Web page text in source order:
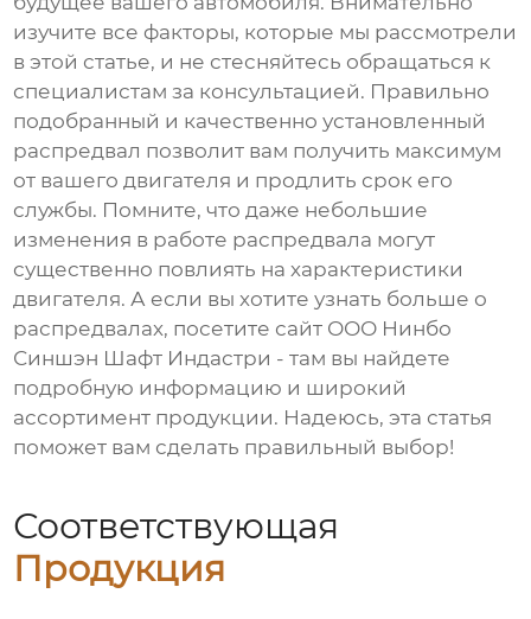
изучите все факторы, которые мы рассмотрели
в этой статье, и не стесняйтесь обращаться к
специалистам за консультацией. Правильно
подобранный и качественно установленный
распредвал позволит вам получить максимум
от вашего двигателя и продлить срок его
службы. Помните, что даже небольшие
изменения в работе распредвала могут
существенно повлиять на характеристики
двигателя. А если вы хотите узнать больше о
распредвалах, посетите сайт ООО Нинбо
Синшэн Шафт Индастри - там вы найдете
подробную информацию и широкий
ассортимент продукции. Надеюсь, эта статья
поможет вам сделать правильный выбор!
Соответствующая
Продукция